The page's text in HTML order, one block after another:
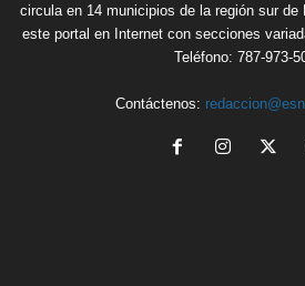
circula en 14 municipios de la región sur de
este portal en Internet con secciones
Teléfono: 787-973-
Contáctenos: